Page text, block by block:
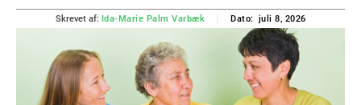
Skrevet af: Ida-Marie Palm Varbæk Dato: juli 8, 2026